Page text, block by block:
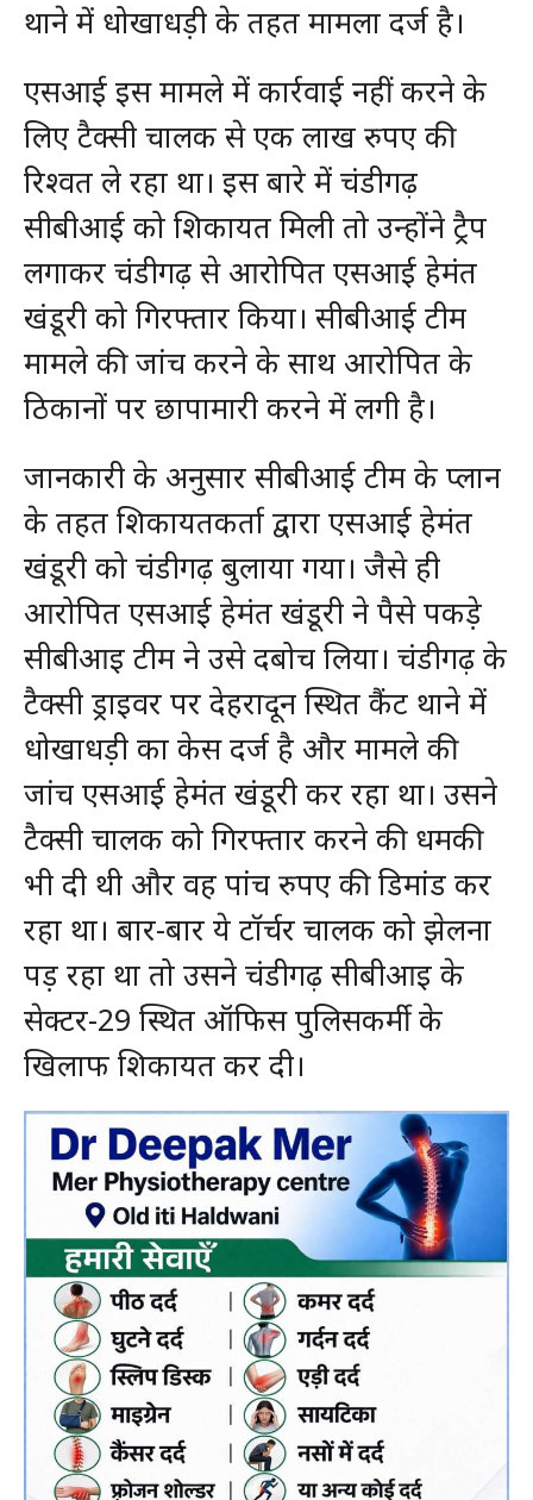
थाने में धोखाधड़ी के तहत मामला दर्ज है।
एसआई इस मामले में कार्रवाई नहीं करने के
लिए टैक्सी चालक से एक लाख रुपए की
रिश्वत ले रहा था। इस बारे में चंडीगढ़
सीबीआई को शिकायत मिली तो उन्होंने ट्रैप
लगाकर चंडीगढ़ से आरोपित एसआई हेमंत
खंडूरी को गिरफ्तार किया। सीबीआई टीम
मामले की जांच करने के साथ आरोपित के
ठिकानों पर छापामारी करने में लगी है।
जानकारी के अनुसार सीबीआई टीम के प्लान
के तहत शिकायतकर्ता द्वारा एसआई हेमंत
खंडूरी को चंडीगढ़ बुलाया गया। जैसे ही
आरोपित एसआई हेमंत खंडूरी ने पैसे पकड़े
सीबीआइ टीम ने उसे दबोच लिया। चंडीगढ़ के
टैक्सी ड्राइवर पर देहरादून स्थित कैंट थाने में
धोखाधड़ी का केस दर्ज है और मामले की
जांच एसआई हेमंत खंडूरी कर रहा था। उसने
टैक्सी चालक को गिरफ्तार करने की धमकी
भी दी थी और वह पांच रुपए की डिमांड कर
रहा था। बार-बार ये टॉर्चर चालक को झेलना
पड़ रहा था तो उसने चंडीगढ़ सीबीआइ के
सेक्टर-29 स्थित ऑफिस पुलिसकर्मी के
खिलाफ शिकायत कर दी।